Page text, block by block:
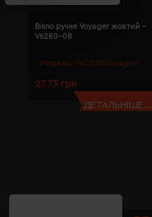
Модель: V6280(Voyager)
Віяло ручне Voyager жовтий -
V6280-08
27.73 грн
ДЕТАЛЬНІШЕ...